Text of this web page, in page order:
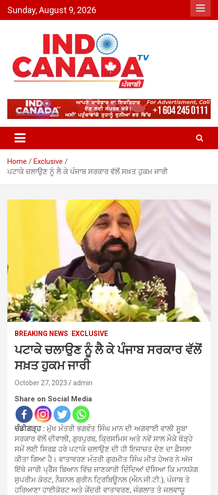
Sunday, August 9, 2026
Indo Canada TV – The Most
Active India-Canada News
Channel
Home
Exclusive
ਪਟਾਕੇ ਚਲਾਉਣ ਨੂੰ ਲੈ ਕੇ ਪੰਜਾਬ ਸਰਕਾਰ ਵੱਲੋਂ ਸਖ਼ਤ ਹੁਕਮ ਜਾਰੀ
BREAKING NEWS EXCLUSIVE
ਪਟਾਕੇ ਚਲਾਉਣ ਨੂੰ ਲੈ ਕੇ ਪੰਜਾਬ ਸਰਕਾਰ ਵੱਲੋਂ
ਸਖ਼ਤ ਹੁਕਮ ਜਾਰੀ
October 27, 2023 admin
Share on Social Media
ਚੰਡੀਗੜ੍ਹ : ਮੁੱਖ ਮੰਤਰੀ ਭਗਵੰਤ ਸਿੰਘ ਮਾਨ ਦੀ ਅਗਵਾਈ ਵਾਲੀ ਸੂਬਾ
ਸਰਕਾਰ ਵੱਲੋਂ ਦੀਵਾਲੀ, ਗੁਰਪੁਰਬ, ਕ੍ਰਿਸਮਿਸ ਅਤੇ ਨਵੇਂ ਸਾਲ ਮੌਕੇ ਥੋੜ੍ਹੇ
ਸਮੇਂ ਲਈ ਸਿਰਫ਼ ਹਰੇ ਪਟਾਕੇ ਚਲਾਉਣ ਦੀ ਹੀ ਇਜਾਜ਼ਤ ਦੇਣ ਦਾ ਫ਼ੈਸਲਾ
ਕੀਤਾ ਗਿਆ ਹੈ। ਵਾਤਾਵਰਣ ਮੰਤਰੀ ਗੁਰਮੀਤ ਸਿੰਘ ਮੀਤ ਹੇਅਰ ਨੇ ਅੱਜ
ਇੱਥੇ ਜਾਰੀ ਪ੍ਰੈੱਸ ਬਿਆਨ ਵਿੱਚ ਜਾਣਕਾਰੀ ਦਿੰਦਿਆਂ ਦੱਸਿਆ ਕਿ ਮਾਨਯੋਗ
ਸੁਪਰੀਮ ਕੋਰਟ, ਨੈਸ਼ਨਲ ਗ੍ਰੀਨ ਟ੍ਰਿਬਿਊਨਲ (ਐਨ.ਜੀ.ਟੀ.), ਪੰਜਾਬ ਤੇ
ਹਰਿਆਣਾ ਹਾਈਕੋਰਟ ਅਤੇ ਕੇਂਦਰੀ ਵਾਤਾਵਰਣ, ਜੰਗਲਾਤ ਤੇ ਜਲਵਾਯੂ